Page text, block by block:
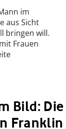
im
aus Sicht
bringen will.
Frauen
Bild: Die
Franklin